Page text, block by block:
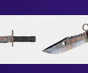
★ M9 Bayonet |